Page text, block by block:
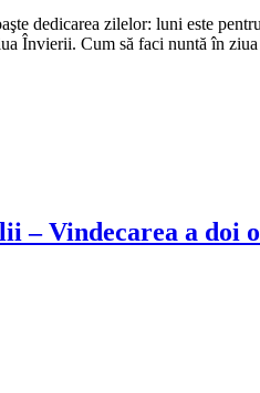
dedicarea zilelor: luni este
Învierii. Cum să faci nuntă în
– Vindecarea a